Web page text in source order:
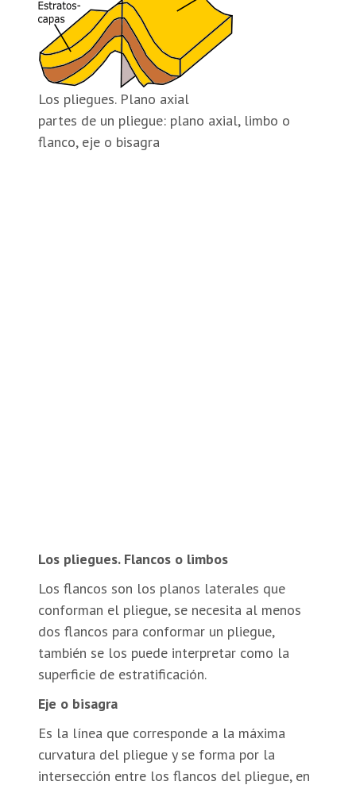
Los pliegues. Plano axial
partes de un pliegue: plano axial, limbo o
flanco, eje o bisagra
Los pliegues. Flancos o limbos
Los flancos son los planos laterales que
conforman el pliegue, se necesita al menos
dos flancos para conformar un pliegue,
también se los puede interpretar como la
superficie de estratificación.
Eje o bisagra
Es la línea que corresponde a la máxima
curvatura del pliegue y se forma por la
intersección entre los flancos del pliegue, en